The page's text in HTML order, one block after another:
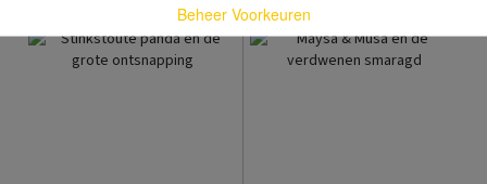
Beheer Voorkeuren